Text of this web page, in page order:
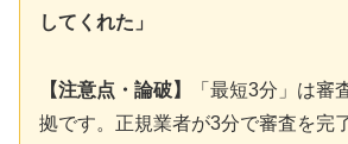
してくれた」
【注意点・論破】
「最短3分」は審
拠です。正規業者が3分で審査を完